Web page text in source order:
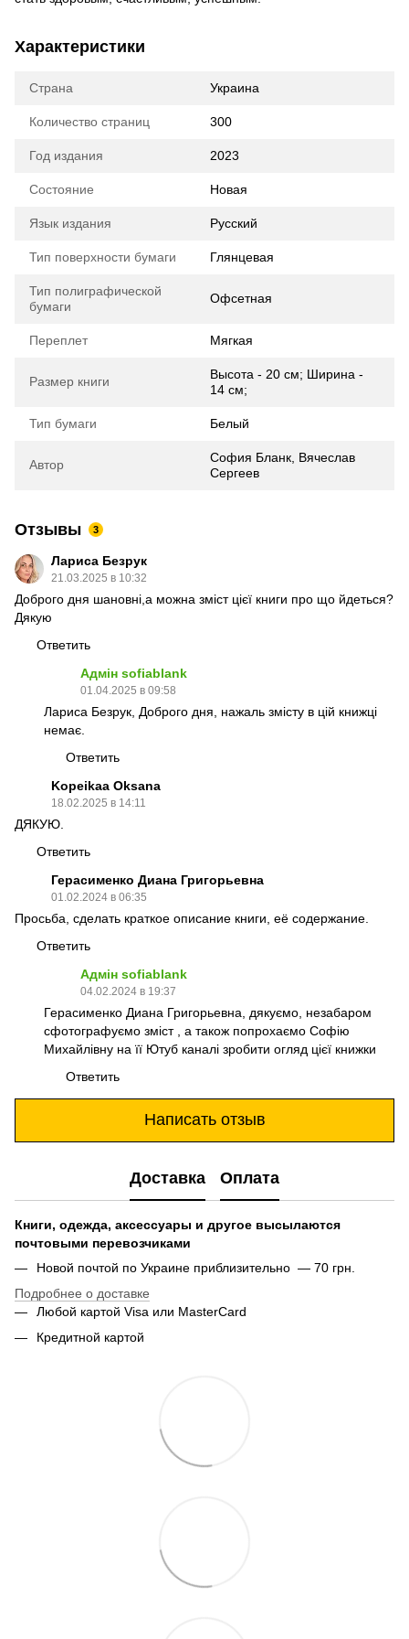
Характеристики
Страна Украина
Количество страниц 300
Год издания 2023
Состояние Новая
Язык издания Русский
Тип поверхности бумаги Глянцевая
Тип полиграфической
бумаги
Офсетная
Переплет Мягкая
Размер книги
Высота - 20 см; Ширина -
14 см;
Тип бумаги Белый
Автор
София Бланк, Вячеслав
Сергеев
Отзывы 3
Лариса Безрук
21.03.2025 в 10:32
Доброго дня шановні,а можна зміст цієї книги про що йдеться?
Дякую
Ответить
Адмін sofiablank
01.04.2025 в 09:58
Лариса Безрук, Доброго дня, нажаль змісту в цій книжці
немає.
Ответить
Kopeikaa Oksana
18.02.2025 в 14:11
ДЯКУЮ.
Ответить
Герасименко Диана Григорьевна
01.02.2024 в 06:35
Просьба, сделать краткое описание книги, её содержание.
Ответить
Адмін sofiablank
04.02.2024 в 19:37
Герасименко Диана Григорьевна, дякуємо, незабаром
сфотографуємо зміст , а також попрохаємо Софію
Михайлівну на її Ютуб каналі зробити огляд цієї книжки
Ответить
Написать отзыв
Доставка Оплата
Книги, одежда, аксессуары и другое высылаются
почтовыми перевозчиками
Новой почтой по Украине приблизительно — 70 грн.
Подробнее о доставке
Любой картой Visa или MasterCard
Кредитной картой